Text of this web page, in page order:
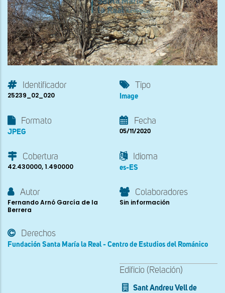
Identificador
25239_02_020
Tipo
Image
Formato
JPEG
Fecha
05/11/2020
Cobertura
42.430000, 1.490000
Idioma
es-ES
Autor
Fernando Arnó García de la
Berrera
Colaboradores
Sin información
Derechos
Fundación Santa María la Real - Centro de Estudios del Románico
Edificio (Relación)
Sant Andreu Vell de